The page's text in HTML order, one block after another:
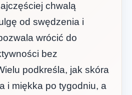
chwalą
od swędzenia i
wrócić do
bez
podkreśla, jak skóra
i miękka po tygodniu, a